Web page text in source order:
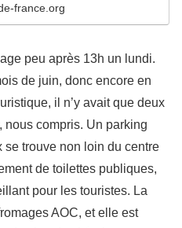
france.org
peu après 13h un lundi.
de juin, donc encore en
il n’y avait que deux
nous compris. Un parking
trouve non loin du centre
de toilettes publiques,
pour les touristes. La
AOC, et elle est